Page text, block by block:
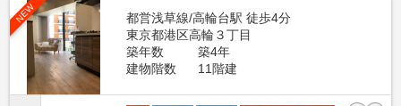
NEW
都営浅草線/高輪台駅 徒歩4分
東京都港区高輪３丁目
築年数
築4年
建物階数
11階建